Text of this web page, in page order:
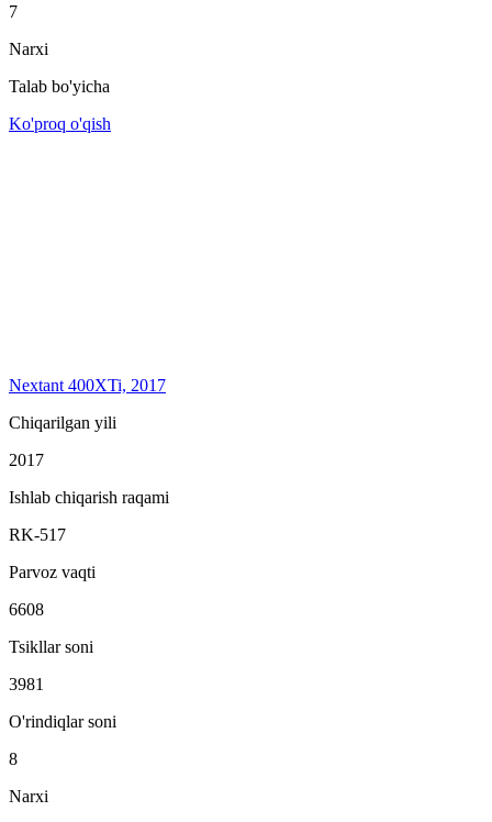
7
Narxi
Talab bo'yicha
Ko'proq o'qish
Nextant 400XTi, 2017
Chiqarilgan yili
2017
Ishlab chiqarish raqami
RK-517
Parvoz vaqti
6608
Tsikllar soni
3981
O'rindiqlar soni
8
Narxi